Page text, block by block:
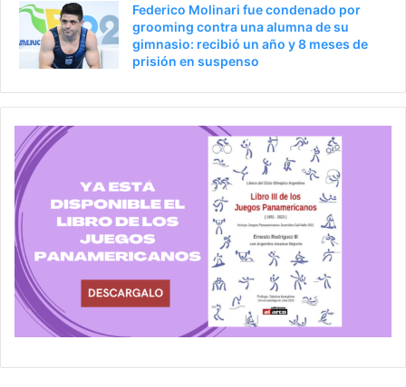
Federico Molinari fue condenado por
grooming contra una alumna de su
gimnasio: recibió un año y 8 meses de
prisión en suspenso